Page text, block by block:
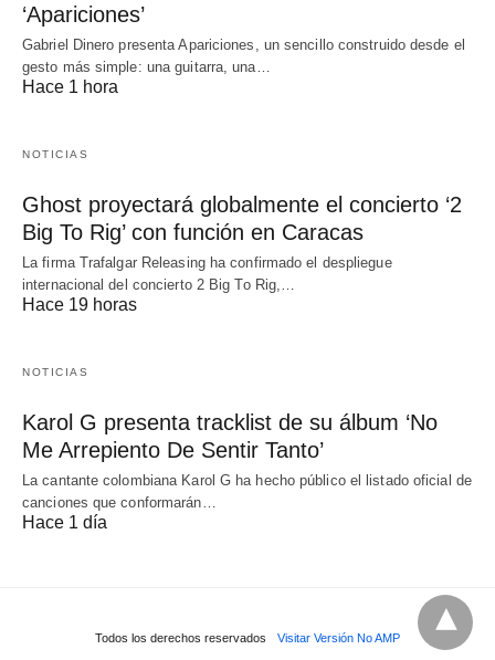
‘Apariciones’
Gabriel Dinero presenta Apariciones, un sencillo construido desde el
gesto más simple: una guitarra, una…
Hace 1 hora
NOTICIAS
Ghost proyectará globalmente el concierto ‘2
Big To Rig’ con función en Caracas
La firma Trafalgar Releasing ha confirmado el despliegue
internacional del concierto 2 Big To Rig,…
Hace 19 horas
NOTICIAS
Karol G presenta tracklist de su álbum ‘No
Me Arrepiento De Sentir Tanto’
La cantante colombiana Karol G ha hecho público el listado oficial de
canciones que conformarán…
Hace 1 día
Todos los derechos reservados Visitar Versión No AMP